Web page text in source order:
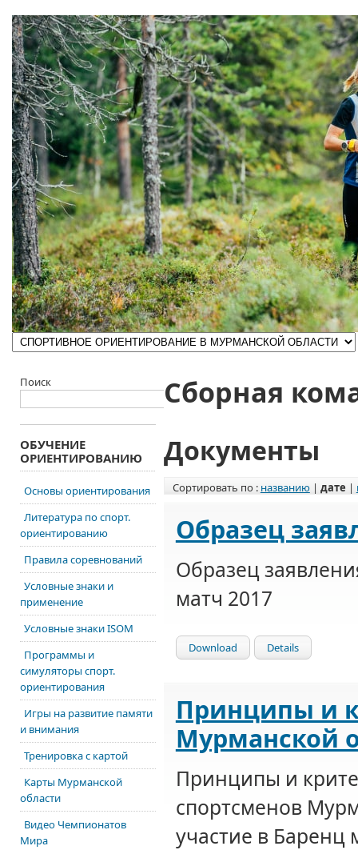
Сборная
Документы
Сортировать по : названию| дате |
Образец
Образец
матч 2017
Download Details
Принципы и
Мурманской
Принципы и
спортсменов
участие в Баренц
Поиск
ОБУЧЕНИЕ
ОРИЕНТИРОВАНИЮ
Основы ориентирования
Литература по спорт.
ориентированию
Правила соревнований
Условные знаки и
применение
Условные знаки ISOM
Программы и
симуляторы спорт.
ориентирования
Игры на развитие памяти
и внимания
Тренировка с картой
Карты Мурманской
области
Видео Чемпионатов
Мира